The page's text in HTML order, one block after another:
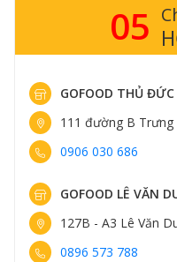
05
GOFOOD THỦ ĐỨC
111 đường B Trưng
0906 030 686
GOFOOD LÊ VĂN
127B - A3 Lê Văn
0896 573 788